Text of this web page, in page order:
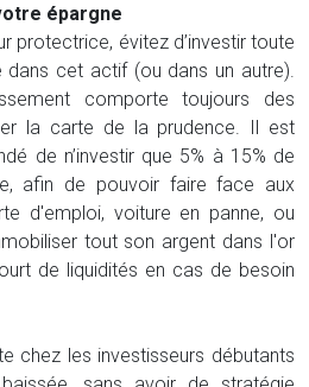
épargne
protectrice, évitez d’investir toute
cet actif (ou dans un autre).
comporte toujours des
la carte de la prudence. Il est
de n’investir que 5% à 15% de
afin de pouvoir faire face aux
d'emploi, voiture en panne, ou
tout son argent dans l'or
de liquidités en cas de besoin
chez les investisseurs débutants